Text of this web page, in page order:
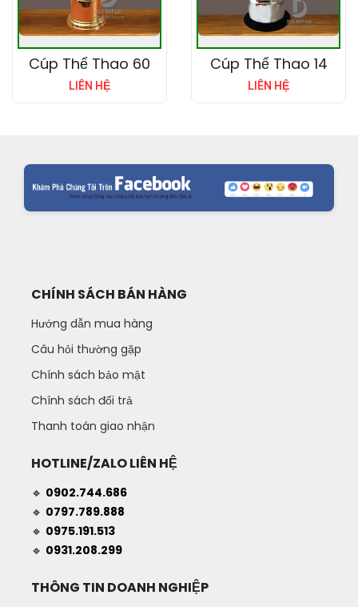
Cúp Thể Thao 60
LIÊN HỆ
Cúp Thể Thao 14
LIÊN HỆ
CHÍNH SÁCH BÁN HÀNG
Hướng dẫn mua hàng
Câu hỏi thường gặp
Chính sách bảo mật
Chính sách đổi trả
Thanh toán giao nhận
HOTLINE/ZALO LIÊN HỆ
🔹 0902.744.686
🔹 0797.789.888
🔹 0975.191.513
🔹 0931.208.299
THÔNG TIN DOANH NGHIỆP